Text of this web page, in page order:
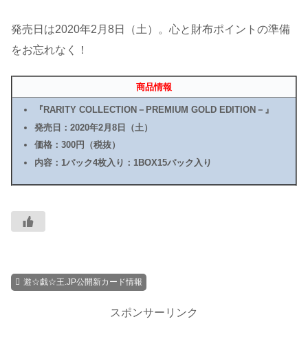
発売日は2020年2月8日（土）。心と財布ポイントの準備
をお忘れなく！
商品情報
『RARITY COLLECTION－PREMIUM GOLD EDITION－』
発売日：2020年2月8日（土）
価格：300円（税抜）
内容：1パック4枚入り：1BOX15パック入り
遊☆戯☆王.JP公開新カード情報
スポンサーリンク